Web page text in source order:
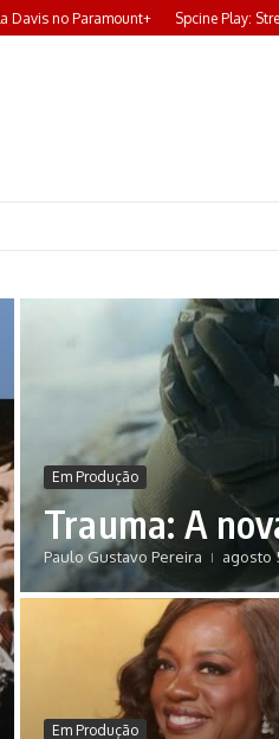
no Paramount+ Spcine Play:
Em Produção
Trauma: A
Paulo Gustavo Pereira agosto
Em Produção